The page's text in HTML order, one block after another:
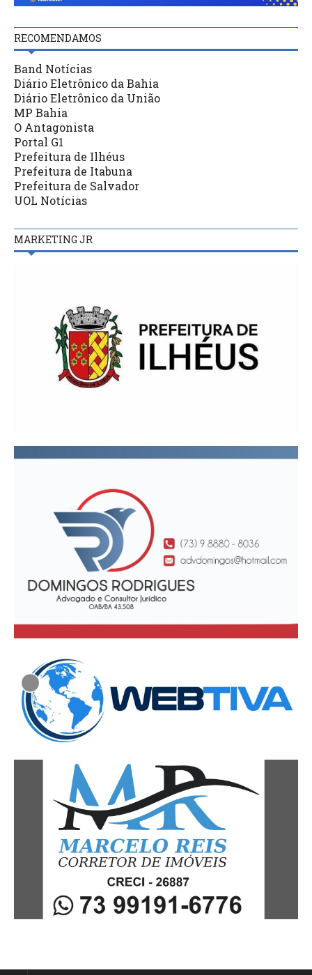
RECOMENDAMOS
Band Notícias
Diário Eletrônico da Bahia
Diário Eletrônico da União
MP Bahia
O Antagonista
Portal G1
Prefeitura de Ilhéus
Prefeitura de Itabuna
Prefeitura de Salvador
UOL Notícias
MARKETING JR